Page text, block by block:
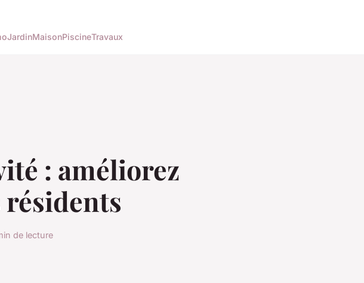
JardinMaisonPiscineTravaux
: améliorez
de lecture